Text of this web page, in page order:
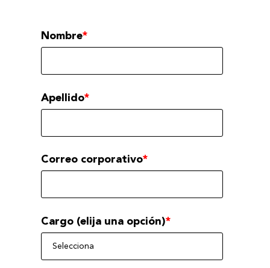
Nombre*
Apellido*
Correo corporativo*
Cargo (elija una opción)*